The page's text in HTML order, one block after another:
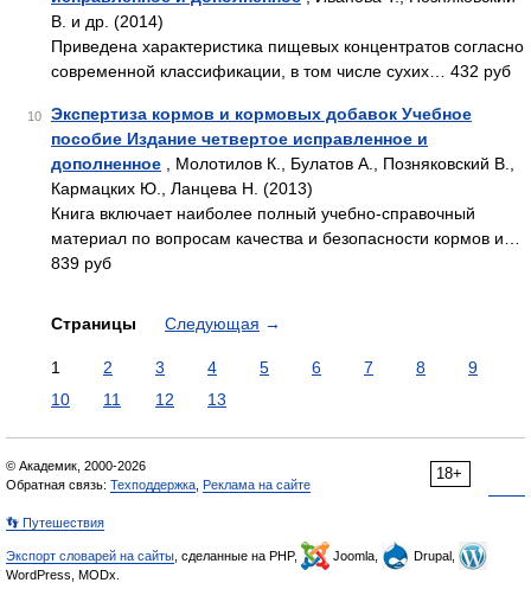
В. и др. (2014)
Приведена характеристика пищевых концентратов согласно
современной классификации, в том числе сухих… 432 руб
10
Экспертиза кормов и кормовых добавок Учебное
пособие Издание четвертое исправленное и
дополненное , Молотилов К., Булатов А., Позняковский В.,
Кармацких Ю., Ланцева Н. (2013)
Книга включает наиболее полный учебно-справочный
материал по вопросам качества и безопасности кормов и…
839 руб
Страницы Следующая →
1 2 3 4 5 6 7 8
9
10
11 12 13
18+
© Академик, 2000-2026
Обратная связь: Техподдержка Реклама на сайте
👣 Путешествия
Экспорт словарей на сайты , сделанные на PHP, Joomla,
Drupal,
WordPress, MODx.